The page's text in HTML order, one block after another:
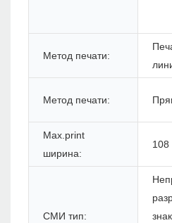
Метод печати:
Метод печати:
Max.print
ширина:
СМИ тип: